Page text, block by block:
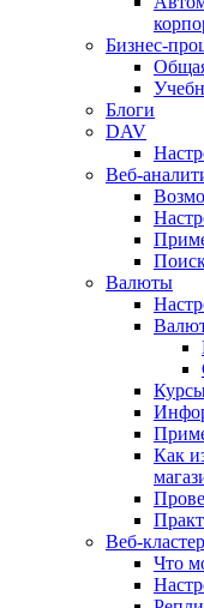
Бизнес-
Блоги
DAV
Веб-
Валюты
Как
Веб-кластер
Что